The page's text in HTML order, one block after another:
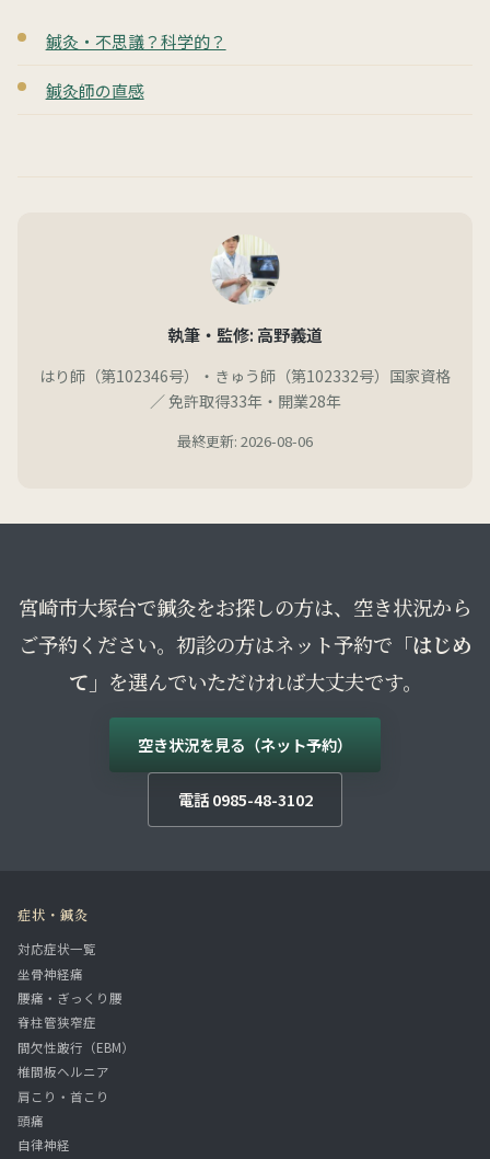
鍼灸・不思議？科学的？
鍼灸師の直感
執筆・監修: 高野義道
はり師（第102346号）・きゅう師（第102332号）国家資格
／ 免許取得33年・開業28年
最終更新: 2026-08-06
宮崎市大塚台で鍼灸をお探しの方は、空き状況から
ご予約ください。初診の方はネット予約で 「はじめ
て」 を選んでいただければ大丈夫です。
空き状況を見る（ネット予約）
電話 0985-48-3102
症状・鍼灸
対応症状一覧
坐骨神経痛
腰痛・ぎっくり腰
脊柱管狭窄症
間欠性跛行（EBM）
椎間板ヘルニア
肩こり・首こり
頭痛
自律神経